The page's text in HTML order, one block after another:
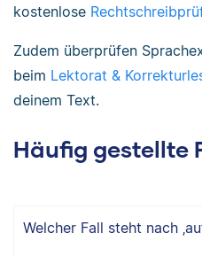
kostenlose
Zudem überprüfen
beim Lektorat &
deinem Text.
Häufig gestellte
Welcher Fall steht nach